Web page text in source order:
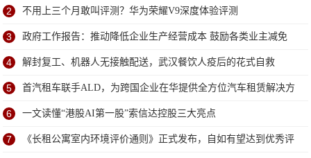
2 不用上三个月敢叫评测？华为荣耀V9深度体验评测
3 政府工作报告：推动降低企业生产经营成本 鼓励各类业主减免
或缓收房租
4 解封复工、机器人无接触配送，武汉餐饮人疫后的花式自救
5 首汽租车联手ALD，为跨国企业在华提供全方位汽车租赁解决方
案
6 一文读懂“港股AI第一股”索信达控股三大亮点
7 《长租公寓室内环境评价通则》正式发布，自如有望达到优秀评